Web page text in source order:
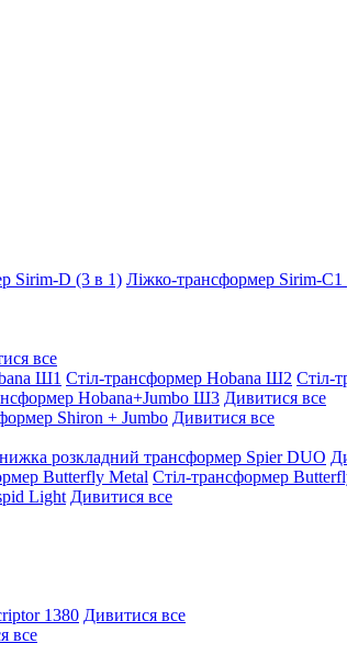
Sirim-D (3 в 1) Ліжко-трансформер Sirim-C1
все
Ш1 Стіл-трансформер Hobana Ш2 Стіл-
Hobana+Jumbo Ш3 Дивитися все
Shiron + Jumbo Дивитися все
розкладний трансформер Spier DUO
Butterfly Metal Стіл-трансформер
Light Дивитися все
1380 Дивитися все
все